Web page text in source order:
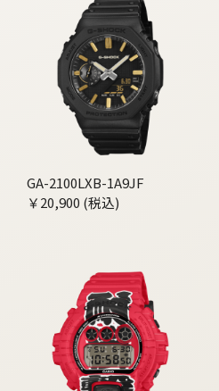
GA-2100LXB-1A9JF
￥20,900 (税込)